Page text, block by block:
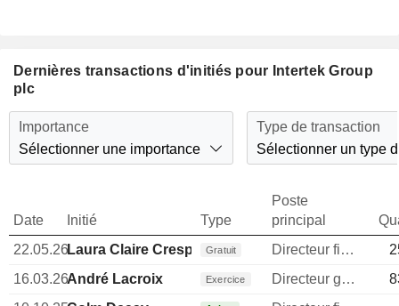
Dernières transactions d'initiés pour Intertek Group
plc
Importance
Sélectionner une importance
Type de transaction
Sélectionner un type
Date Initié Type
Poste
principal
22.05.26Laura Claire Crespi Gratuit Directeur financier
16.03.26André Lacroix Exercice Directeur general